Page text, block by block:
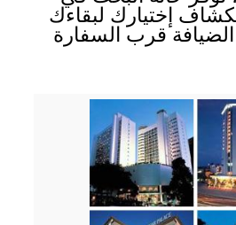
إختيارك لبقاءك
قرب السفارة